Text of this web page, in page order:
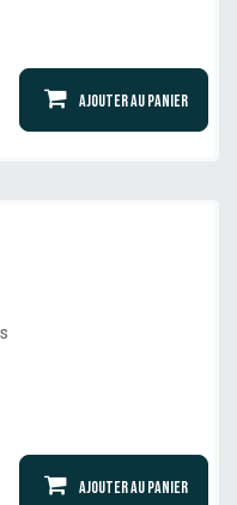
Ajouter au panier
Ajouter au panier